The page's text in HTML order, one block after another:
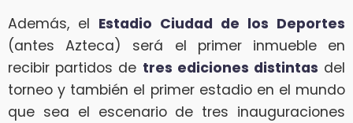
Además, el Estadio Ciudad de los Deportes
(antes Azteca) será el primer inmueble en
recibir partidos de tres ediciones distintas del
torneo y también el primer estadio en el mundo
que sea el escenario de tres inauguraciones